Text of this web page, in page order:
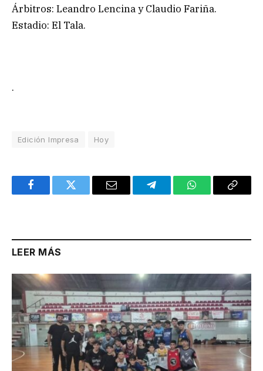
Árbitros: Leandro Lencina y Claudio Fariña.
Estadio: El Tala.
.
Edición Impresa Hoy
FacebookTwitter Email TelegramWhatsAppCopy
LEER MÁS